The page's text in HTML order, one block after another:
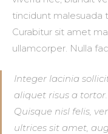
tincidunt malesuada
Curabitur sit amet
ullamcorper. Nulla
Integer lacinia
aliquet risus a
Quisque nisl felis,
ultrices sit amet,